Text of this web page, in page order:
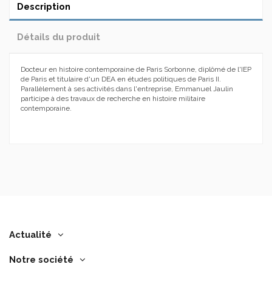
Description
Détails du produit
Docteur en histoire contemporaine de Paris Sorbonne, diplômé de l'IEP
de Paris et titulaire d'un DEA en études politiques de Paris II.
Parallèlement à ses activités dans l'entreprise, Emmanuel Jaulin
participe à des travaux de recherche en histoire militaire
contemporaine.
Actualité
Notre société